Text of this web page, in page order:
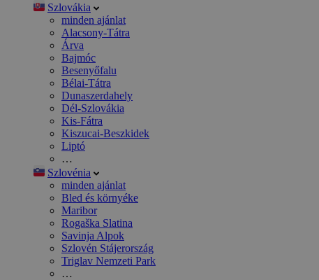
Szlovákia
minden ajánlat
Alacsony-Tátra
Árva
Bajmóc
Besenyőfalu
Bélai-Tátra
Dunaszerdahely
Dél-Szlovákia
Kis-Fátra
Kiszucai-Beszkidek
Liptó
…
Szlovénia
minden ajánlat
Bled és környéke
Maribor
Rogaška Slatina
Savinja Alpok
Szlovén Stájerország
Triglav Nemzeti Park
…